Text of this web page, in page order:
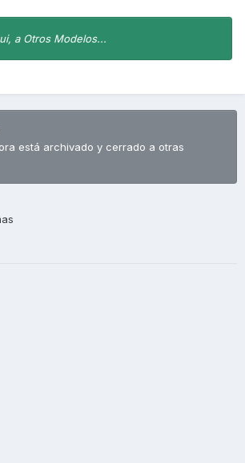
a Otros Modelos...
está archivado y cerrado a otras